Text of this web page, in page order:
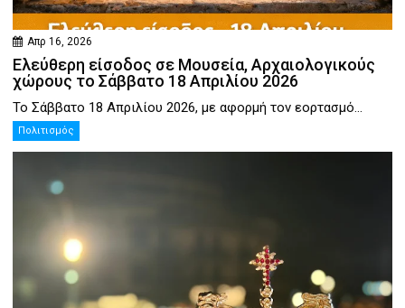
Απρ 16, 2026
Ελεύθερη είσοδος σε Μουσεία, Αρχαιολογικούς
χώρους το Σάββατο 18 Απριλίου 2026
Το Σάββατο 18 Απριλίου 2026, με αφορμή τον εορτασμό...
Πολιτισμός